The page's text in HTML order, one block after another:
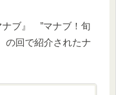
ナブ』 ”マナブ！旬
の回で紹介されたナ